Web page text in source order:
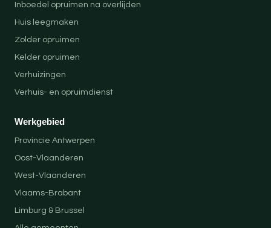
Inboedel opruimen na overlijden
Huis leegmaken
Zolder opruimen
Kelder opruimen
Verhuizingen
Verhuis- en opruimdienst
Werkgebied
Provincie Antwerpen
Oost-Vlaanderen
West-Vlaanderen
Vlaams-Brabant
Limburg & Brussel